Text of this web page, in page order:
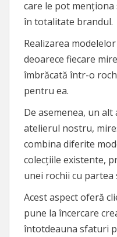
care le pot menționa
în totalitate brandul.
Realizarea
deoarece fiecare
îmbrăcată într-o
pentru ea.
De asemenea, un
atelierul nostru,
combina diferite
colecțiile existente,
unei rochii cu partea
Acest aspect oferă
pune la încercare
întotdeauna sfaturi